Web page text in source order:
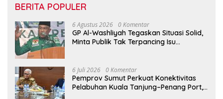
BERITA POPULER
6 Agustus 2026 0 Komentar
GP Al-Washliyah Tegaskan Situasi Solid,
Minta Publik Tak Terpancing Isu
6 Juli 2026 0 Komentar
Pemprov Sumut Perkuat Konektivitas
Pelabuhan Kuala Tanjung–Penang Port,